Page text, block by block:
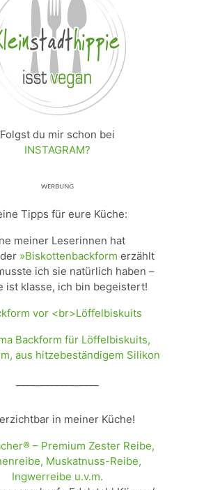
Folgst du mir schon bei
INSTAGRAM?
ᵂᴱᴿᴮᵁᴺᴳ
Tipps für eure Küche:
meiner Leserinnen hat
»Biskottenbackform erzählt
ich sie natürlich haben –
ist klasse, ich bin begeistert!
Backform für Löffelbiskuits,
aus hitzebeständigem Silikon
in meiner Küche!
– Premium Zester Reibe,
Muskatnuss-Reibe,
Ingwerreibe u.v.m.